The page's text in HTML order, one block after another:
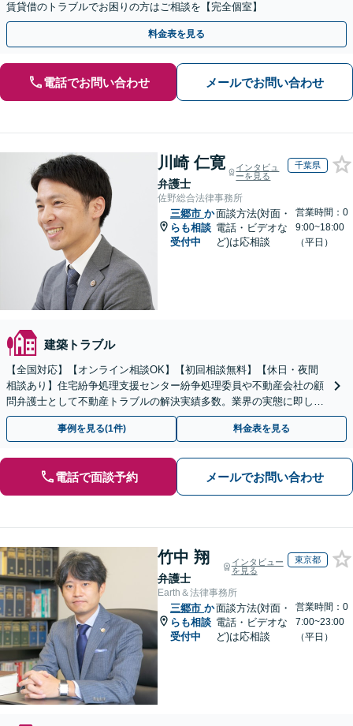
賃貸借のトラブルでお困りの方はご相談を【完全個室】
料金表を見る
電話でお問い合わせ メールでお問い合わせ
川崎 仁寛
弁護士
インタビュ
ーを見る
千葉県
佐野総合法律事務所
三郷市 か
らも相談
受付中
面談方法(対面・
電話・ビデオな
ど)は応相談
営業時間：0
9:00~18:00
（平日）
建築トラブル
【全国対応】【オンライン相談OK】【初回相談無料】【休日・夜間
相談あり】住宅紛争処理支援センター紛争処理委員や不動産会社の顧
問弁護士として不動産トラブルの解決実績多数。業界の実態に即した
専門的知見を活かし、きめ細やかにサポートいたします。
事例を見る(1件) 料金表を見る
電話で面談予約 メールでお問い合わせ
竹中 翔
弁護士
インタビュー
を見る
東京都
Earth＆法律事務所
三郷市 か
らも相談
受付中
面談方法(対面・
電話・ビデオな
ど)は応相談
営業時間：0
7:00~23:00
（平日）